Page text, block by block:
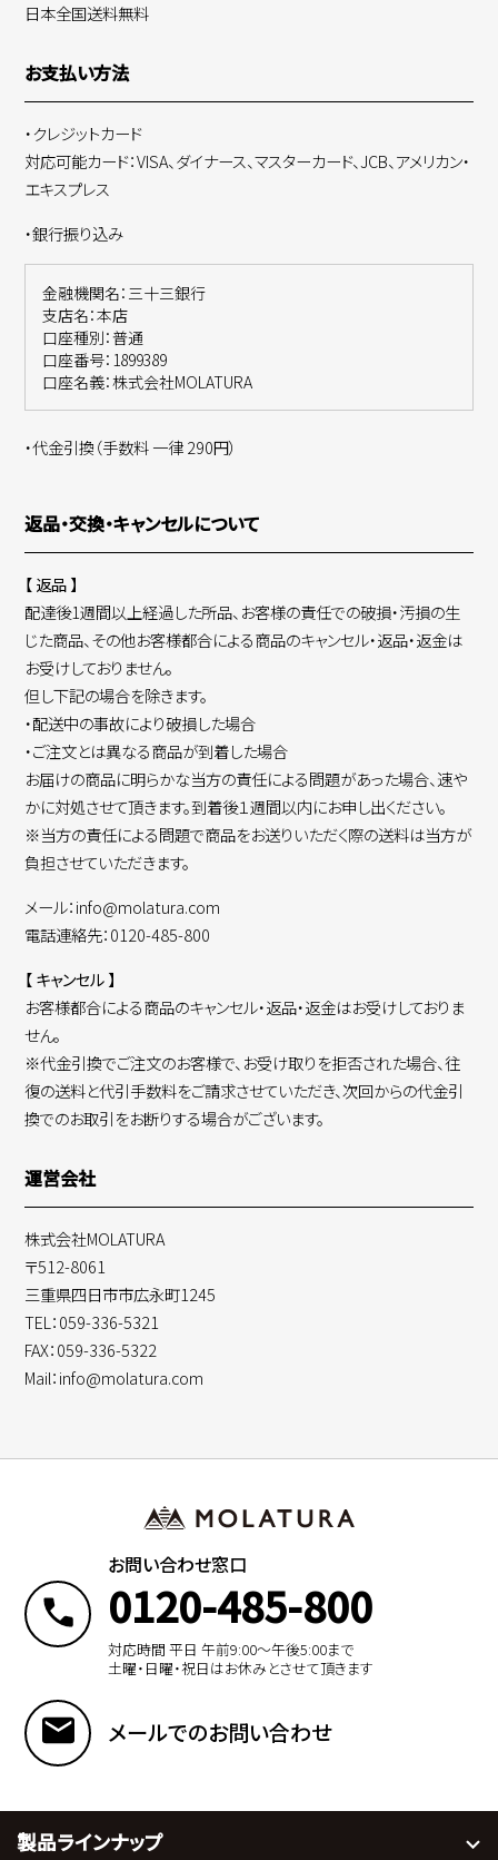
日本全国送料無料
お支払い方法
・クレジットカード
対応可能カード：VISA、ダイナース、マスターカード、JCB、アメリカン・
エキスプレス
・銀行振り込み
金融機関名：三十三銀行
支店名：本店
口座種別：普通
口座番号：1899389
口座名義：株式会社MOLATURA
・代金引換（手数料 一律 290円）
返品・交換・キャンセルについて
【 返品 】
配達後1週間以上経過した所品、お客様の責任での破損・汚損の生
じた商品、その他お客様都合による商品のキャンセル・返品・返金は
お受けしておりません。
但し下記の場合を除きます。
・配送中の事故により破損した場合
・ご注文とは異なる商品が到着した場合
お届けの商品に明らかな当方の責任による問題があった場合、速や
かに対処させて頂きます。到着後１週間以内にお申し出ください。
※当方の責任による問題で商品をお送りいただく際の送料は当方が
負担させていただきます。
メール：info@molatura.com
電話連絡先：0120-485-800
【 キャンセル 】
お客様都合による商品のキャンセル・返品・返金はお受けしておりま
せん。
※代金引換でご注文のお客様で、お受け取りを拒否された場合、往
復の送料と代引手数料をご請求させていただき、次回からの代金引
換でのお取引をお断りする場合がございます。
運営会社
株式会社MOLATURA
〒512-8061
三重県四日市市広永町1245
TEL：059-336-5321
FAX：059-336-5322
Mail：info@molatura.com
お問い合わせ窓口
0120-485-800
対応時間 平日 午前9:00〜午後5:00まで
土曜・日曜・祝日はお休みとさせて頂きます
メールでのお問い合わせ
製品ラインナップ